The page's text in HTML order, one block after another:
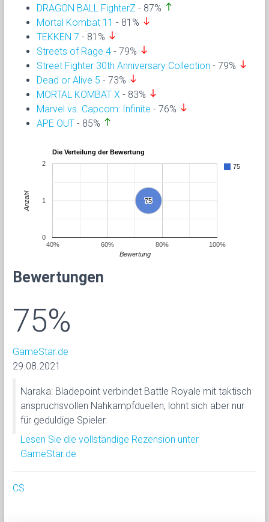
DRAGON BALL FighterZ - 87% north
Mortal Kombat 11 - 81% south
TEKKEN 7 - 81% south
Streets of Rage 4 - 79% south
Street Fighter 30th Anniversary Collection - 79% south
Dead or Alive 5 - 73% south
MORTAL KOMBAT X - 83% south
Marvel vs. Capcom: Infinite - 76% south
APE OUT - 85% north
Die Verteilung der Bewertung
75
75
75
40% 60% 80% 100%
0
1
2
Bewertung
Anzahl
Bewertungen
75%
GameStar.de
29.08.2021
Naraka: Bladepoint verbindet Battle Royale mit taktisch
anspruchsvollen Nahkampfduellen, lohnt sich aber nur
für geduldige Spieler.
Lesen Sie die vollständige Rezension unter
GameStar.de
CS